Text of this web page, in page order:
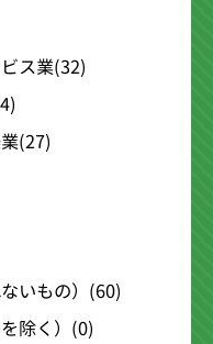
ス業(32)
(27)
いもの） (60)
除く） (0)